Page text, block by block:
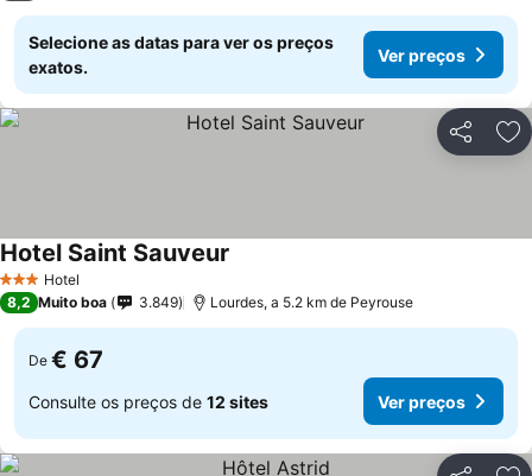
Selecione as datas para ver os preços
exatos.
Ver preços
Partilhar
3 EstrelasHotel
Hotel Saint Sauveur
8,2 Muito boa 3.849 Lourdes, a 5.2 km de Peyrouse
De € 67
Consulte os preços de 12 sites Ver preços